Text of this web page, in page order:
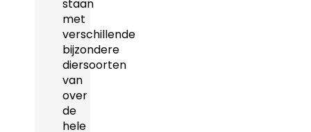
staan
met
verschillende
bijzondere
diersoorten
van
over
de
hele